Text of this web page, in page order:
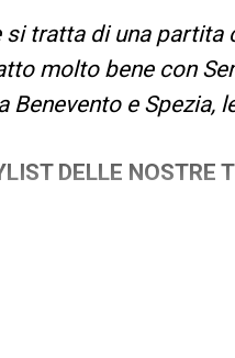
si tratta di una
molto bene con
Benevento e Spezia,
DELLE NOSTRE